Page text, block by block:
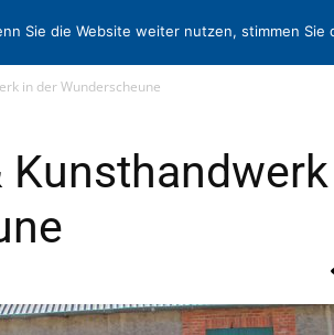
KONTAKT MORE
in der Wunderscheune
Sie die Website weiter nutzen, stimmen